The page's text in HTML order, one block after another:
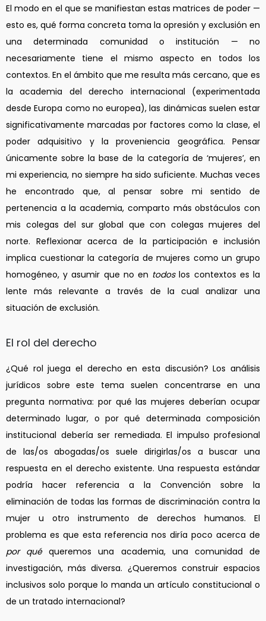
El modo en el que se manifiestan estas matrices de poder —
esto es, qué forma concreta toma la opresión y exclusión en
una determinada comunidad o institución — no
necesariamente tiene el mismo aspecto en todos los
contextos. En el ámbito que me resulta más cercano, que es
la academia del derecho internacional (experimentada
desde Europa como no europea), las dinámicas suelen estar
significativamente marcadas por factores como la clase, el
poder adquisitivo y la proveniencia geográfica. Pensar
únicamente sobre la base de la categoría de ‘mujeres’, en
mi experiencia, no siempre ha sido suficiente. Muchas veces
he encontrado que, al pensar sobre mi sentido de
pertenencia a la academia, comparto más obstáculos con
mis colegas del sur global que con colegas mujeres del
norte. Reflexionar acerca de la participación e inclusión
implica cuestionar la categoría de mujeres como un grupo
homogéneo, y asumir que no en todoslos contextos es la
lente más relevante a través de la cual analizar una
situación de exclusión.
El rol del derecho
¿Qué rol juega el derecho en esta discusión? Los análisis
jurídicos sobre este tema suelen concentrarse en una
pregunta normativa: por qué las mujeres deberían ocupar
determinado lugar, o por qué determinada composición
institucional debería ser remediada. El impulso profesional
de las/os abogadas/os suele dirigirlas/os a buscar una
respuesta en el derecho existente. Una respuesta estándar
podría hacer referencia a la Convención sobre la
eliminación de todas las formas de discriminación contra la
mujer u otro instrumento de derechos humanos. El
problema es que esta referencia nos diría poco acerca de
por quéqueremos una academia, una comunidad de
investigación, más diversa. ¿Queremos construir espacios
inclusivos solo porque lo manda un artículo constitucional o
de un tratado internacional?